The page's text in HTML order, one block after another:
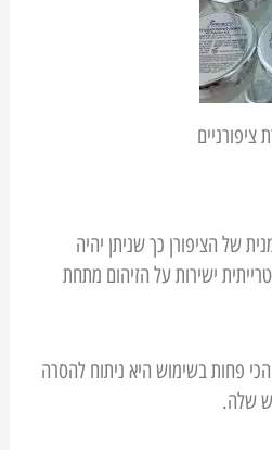
של הציפורן כך שניתן יהיה
ישירות על הזיהום מתחת
פחות בשימוש היא ניתוח להסרה
שלה.